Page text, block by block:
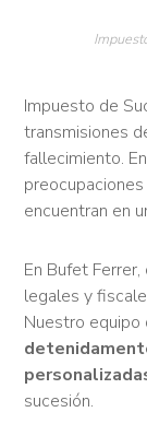
Impuesto de
transmisiones
fallecimiento.
encuentran en
En Bufet
legales y
Nuestro equipo
sucesión.